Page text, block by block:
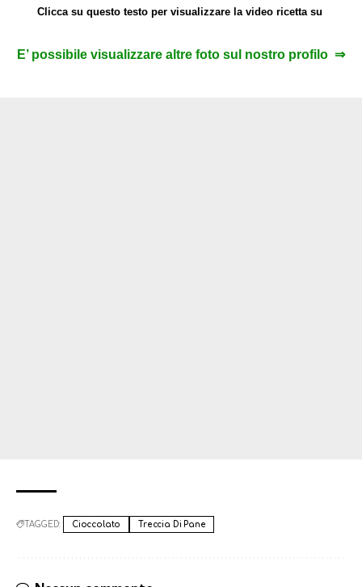
Clicca su questo testo per visualizzare la video ricetta su
E’ possibile visualizzare altre foto sul nostro profilo ⇒
TAGGED: Cioccolato Treccia Di Pane